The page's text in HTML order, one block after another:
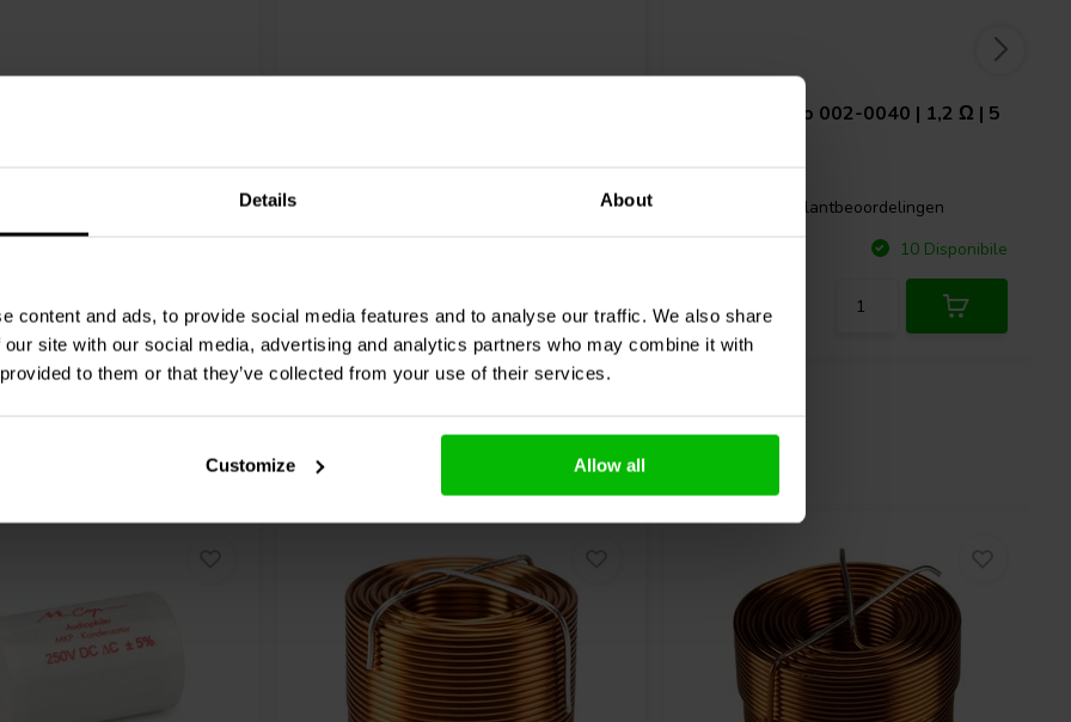
Details About
content and ads, to provide social media features and to analyse our traffic. We also share
site with our social media, advertising and analytics partners who may combine it with
to them or that they’ve collected from your use of their services.
Customize Allow all
Jantzen Audio 002-0040 | 1,2 Ω | 5
0 klantbeoordelingen
10 Disponibile